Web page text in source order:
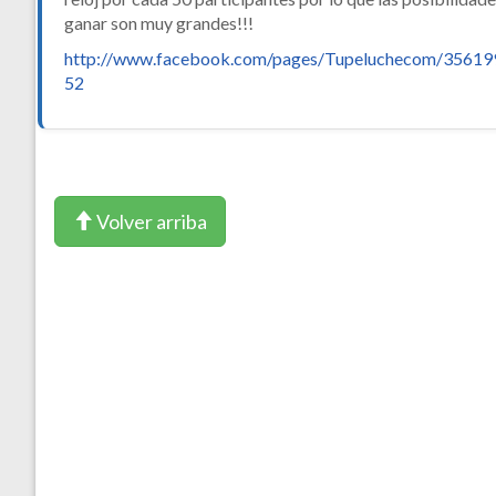
ganar son muy grandes!!!
http://www.facebook.com/pages/Tupeluchecom/
52
Volver arriba